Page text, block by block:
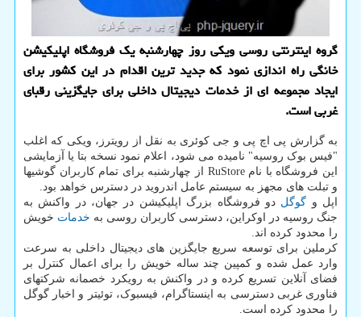
گروه اینترنتی روسی ویکی روز چهارشنبه یک فروشگاه اپلیکیشن
خانگی راه اندازی نمود که جدید ترین اقدام در این کشور برای
ایجاد مجموعه ای از خدمات دیجیتال داخلی برای جایگزینی رقبای
غربی است.
به گزارش پی اچ پی و جی کوئری به نقل از رویترز، ویکی که اغلب
"فیس بوک روسیه" نامیده می شود، اعلام نمود نسخه بتا یا آزمایشی
این فروشگاه با نام RuStore از چهارشنبه برای تمام کاربران گوشیها
و تبلت های مجهز به سیستم عامل اندروید در دسترس خواهد بود.
اپل و گوگل دو فروشگاه بزرگ اپلیکیشن در جهان، در واکنش به
جنگ روسیه در اوکراین، دسترسی کاربران روسی به خدمات خویش
را محدود کرده اند.
کرملین برای توسعه سریع جایگزین های دیجیتال داخلی به سرعت
وارد عمل شده و کمپین چند ساله خویش را برای اعمال کنترل بر
فضای آنلاین تسریع کرده و در واکنش به رویکرد خصمانه شرکتهای
فناوری غربی دسترسی به اینستاگرام، فیسبوک، توئیتر و اخبار گوگل
را محدود کرده است.